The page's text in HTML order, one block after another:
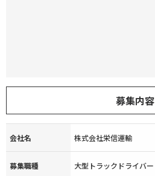
募集内容
会社名 株式会社栄信運輸
募集職種 大型トラックドライバー